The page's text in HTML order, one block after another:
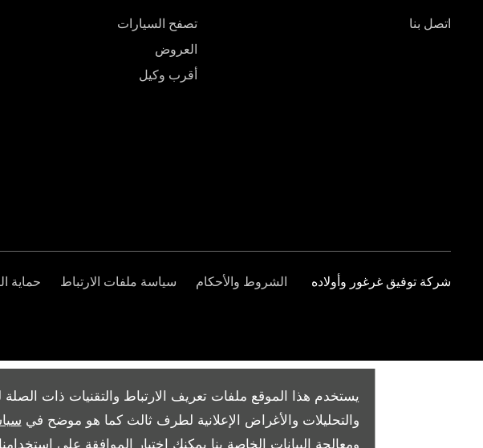
يستخدم هذا الموقع ملفات تعريف الارتباط والتقنيات ذات الصلة
والتحليلات والأغراض الإعلانية لطرف ثالث كما هو موضح في
ومعالجة البيانات الخاصة بنا يمكنك اختيار الموافقة على
اتصل بنا
تصفح السيارات
العروض
أقرب وكيل
شركة توفيق غرغور وأولاده الشروط والأحكام سياسة ملفات الارتباط حماية